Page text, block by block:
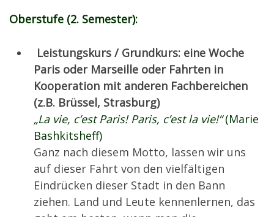
Oberstufe (2. Semester):
Leistungskurs / Grundkurs: eine Woche
Paris oder Marseille oder Fahrten in
Kooperation mit anderen Fachbereichen
(z.B. Brüssel, Strasburg)
„La vie, c’est Paris! Paris, c’est la vie!“(Marie
Bashkitsheff)
Ganz nach diesem Motto, lassen wir uns
auf dieser Fahrt von den vielfältigen
Eindrücken dieser Stadt in den Bann
ziehen. Land und Leute kennenlernen, das